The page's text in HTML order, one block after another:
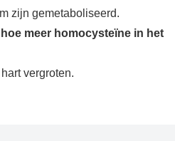
zijn gemetaboliseerd.
meer homocysteïne in het
vergroten.